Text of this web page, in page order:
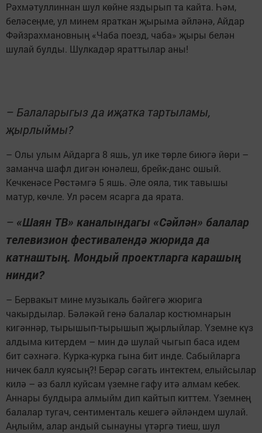
Рәхмәтуллиннан шул көйне яздырып та кайта. Һәм,
беләсеңме, ул минем яраткан җырыма әйләнә, Айдар
Фәйзрахмановның «Чаба поезд, чаба» җыры белән
шулай булды. Шулкадәр яраттылар аны!
– Балаларыгыз да иҗатка тартыламы,
җырлыймы?
– Олы улым Айдарга 8 яшь, ул ике төрле биюгә йөри –
заманча шафл дигән юнәлеш, брейк-данс ошый.
Кечкенәсе Рөстәмгә 5 яшь. Әле ояла, тик тавышы
матур, көчле. Ул рәсем ясарга да ярата.
– «Шаян ТВ» каналындагы «Сәйлән» балалар
телевизион фестивалендә жюрида да
катнаштың. Мондый проектларга карашың
нинди?
– Бервакыт мине музыкаль бәйгегә жюрига
чакырдылар. Бәләкәй генә балалар костюмнарын
кигәннәр, тырышып-тырышып җырлыйлар. Үземне күз
алдыма китердем – мин дә шулай чыгып баса идем
бит сәхнәгә. Курка-курка гына бит инде. Сабыйларга
ничек балл куясың?! Берәр сәгать интектем, елыйсылар
килә – әз балл куйсам үземне гафу итә алмам кебек.
Аннары булдыра алмыйм дип кайтып киттем. Үземнең
балалар тугач, сентименталь кешегә әйләндем шулай.
Аңлыйм, алар андый сынауны үтәргә тиеш, шул